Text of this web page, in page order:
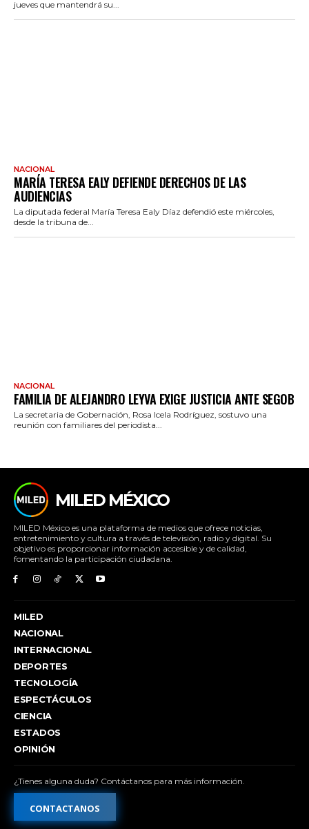
jueves que mantendrá su...
NACIONAL
MARÍA TERESA EALY DEFIENDE DERECHOS DE LAS
AUDIENCIAS
La diputada federal María Teresa Ealy Díaz defendió este miércoles,
desde la tribuna de...
NACIONAL
FAMILIA DE ALEJANDRO LEYVA EXIGE JUSTICIA ANTE SEGOB
La secretaria de Gobernación, Rosa Icela Rodríguez, sostuvo una
reunión con familiares del periodista...
MILED MÉXICO
MILED México es una plataforma de medios que ofrece noticias,
entretenimiento y cultura a través de televisión, radio y digital. Su
objetivo es proporcionar información accesible y de calidad,
fomentando la participación ciudadana.
MILED
NACIONAL
INTERNACIONAL
DEPORTES
TECNOLOGÍA
ESPECTÁCULOS
CIENCIA
ESTADOS
OPINIÓN
¿Tienes alguna duda? Contáctanos para más información.
CONTACTANOS